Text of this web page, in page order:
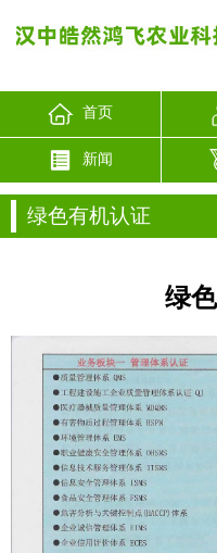
首页
新闻
绿色有机认证
绿